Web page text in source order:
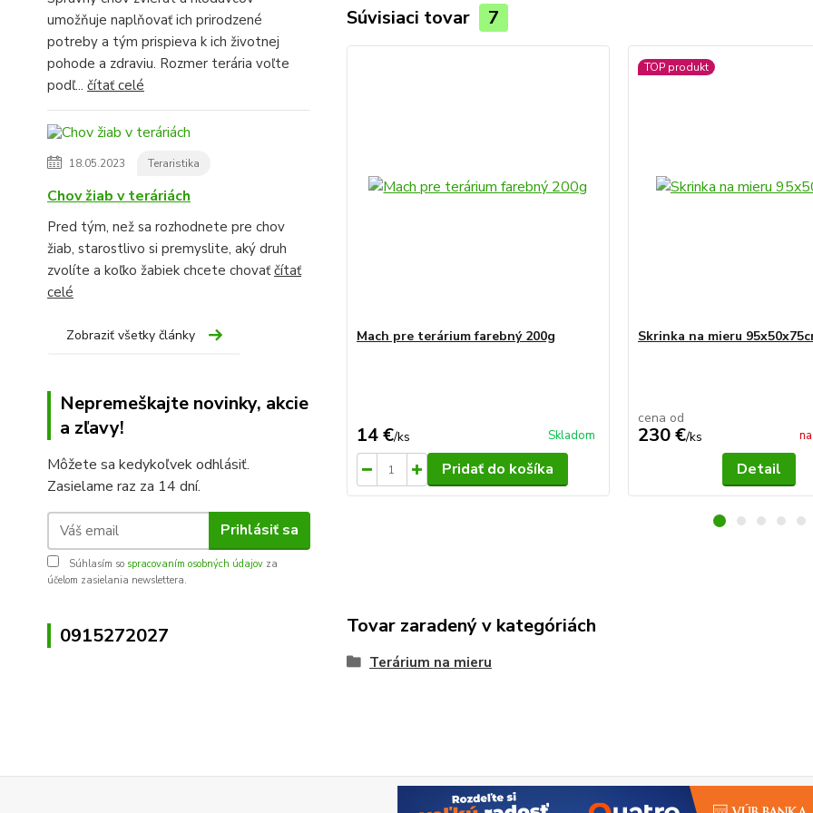
umožňuje naplňovať ich prirodzené
potreby a tým prispieva k ich životnej
pohode a zdraviu. Rozmer terária voľte
podľ... čítať celé
18.05.2023 Teraristika
Chov žiab v teráriách
Pred tým, než sa rozhodnete pre chov
žiab, starostlivo si premyslite, aký druh
zvolíte a koľko žabiek chcete chovaťčítať
celé
Zobraziť všetky články
Nepremeškajte novinky, akcie
a zľavy!
Môžete sa kedykoľvek odhlásiť.
Zasielame raz za 14 dní.
Prihlásiť sa
Súhlasím so spracovaním osobných údajov za
účelom zasielania newslettera.
0915272027
Súvisiaci tovar 7
Mach pre terárium farebný 200g
14 €/ks Skladom
Pridať do košíka
TOP produkt
Skrinka na mieru
cena od
230 €/ks
Detail
Tovar zaradený v kategóriách
Terárium na mieru